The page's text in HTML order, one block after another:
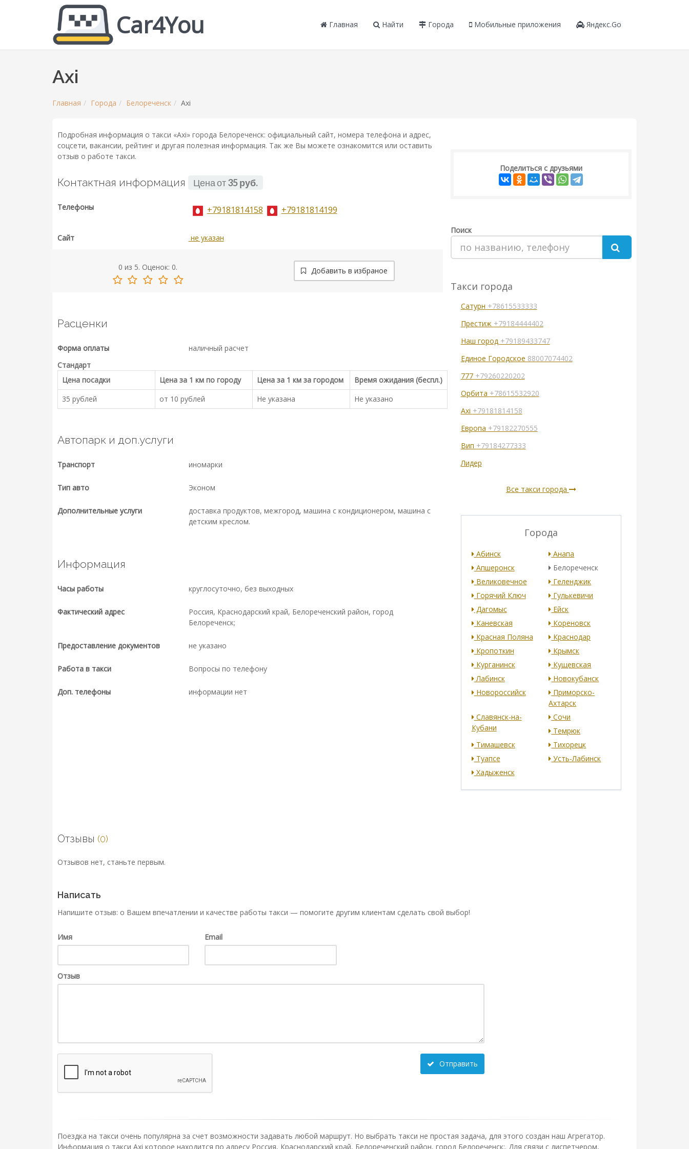
Car4You Главная Найти Города Мобильные приложения Яндекс.Go
Axi
Главная Города Белореченск Axi
Подробная информация о такси «Axi» города Белореченск: официальный сайт, номера телефона и адрес,
соцсети, вакансии, рейтинг и другая полезная информация. Так же Вы можете ознакомится или оставить
отзыв о работе такси.
Контактная информация Цена от35 руб.
Телефоны +79181814158 +79181814199
Сайт не указан
0 из 5. Оценок: 0. Добавить в избраное
Расценки
Форма оплаты
наличный расчет
Стандарт
Цена посадки
Цена за 1 км по городу Цена за 1 км за городом
Время ожидания (беспл.)
35 рублей
от 10 рублей Не указана Не указано
Автопарк и доп.услуги
Транспорт иномарки
Тип авто Эконом
Дополнительные услуги
доставка продуктов, межгород, машина с кондиционером, машина с
детским креслом.
Информация
Часы работы круглосуточно, без выходных
Фактический адрес
Россия, Краснодарский край, Белореченский район, город
Белореченск;
Предоставление документов не указано
Работа в такси Вопросы по телефону
Доп. телефоны информации нет
Поделиться с друзьями
Поиск
Такси города
Сатурн +78615533333
Престиж +79184444402
Наш город +79189433747
Единое Городское 88007074402
777 +79260220202
Орбита +78615532920
Axi +79181814158
Европа +79182270555
Вип +79184277333
Лидер
Все такси города
Города
Абинск
Анапа
Апшеронск
Белореченск
Великовечное
Геленджик
Горячий Ключ
Гулькевичи
Дагомыс
Ейск
Каневская
Кореновск
Красная Поляна
Краснодар
Кропоткин
Крымск
Курганинск
Кущевская
Лабинск
Новокубанск
Новороссийск
Приморско-
Ахтарск
Славянск-на-
Кубани
Сочи
Темрюк
Тимашевск
Тихорецк
Туапсе
Усть-Лабинск
Хадыженск
Отзывы (0)
Отзывов нет, станьте первым.
Написать
Напишите отзыв: о Вашем впечатлении и качестве работы такси — помогите другим клиентам сделать свой выбор!
Имя Email
Отзыв
Отправить
Поездка на такси очень популярна за счет возможности задавать любой маршрут. Но выбрать такси не простая задача, для этого создан наш Агрегатор.
Информация о такси Axi которое находится по адресу Россия, Краснодарский край, Белореченский район, город Белореченск;. Для связи с диспетчером,